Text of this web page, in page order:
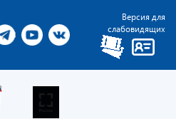
Версия для
слабовидящих